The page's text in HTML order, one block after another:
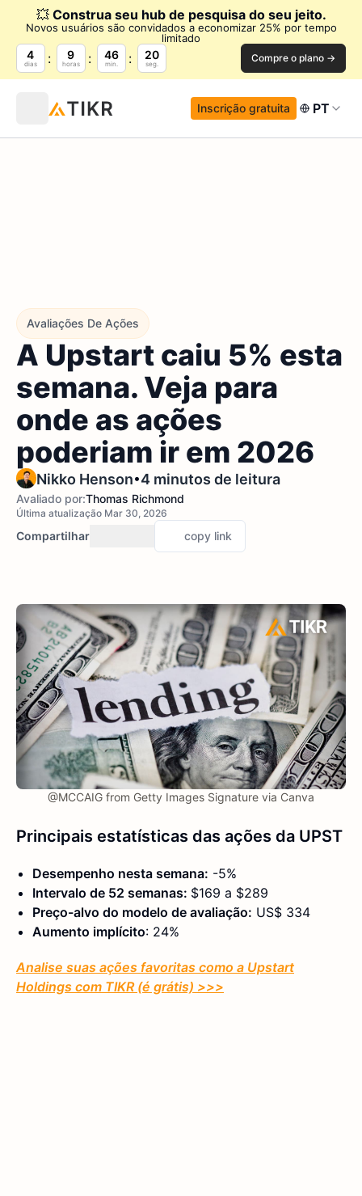
💥 Construa seu hub de pesquisa do seu jeito.
Novos usuários são convidados a economizar 25% por tempo
limitado
4
dias
9
horas
46
min.
19
seg. Compre o plano →
Inscrição gratuita PT
Avaliações De Ações
A Upstart caiu 5% esta
semana. Veja para
onde as ações
poderiam ir em 2026
Nikko Henson•4 minutos de leitura
Avaliado por:Thomas Richmond
Última atualização Mar 30, 2026
Compartilhar copy link
@MCCAIG from Getty Images Signature via Canva
Principais estatísticas das ações da UPST
Desempenho nesta semana: -5%
Intervalo de 52 semanas: $169 a $289
Preço-alvo do modelo de avaliação: US$ 334
Aumento implícito: 24%
Analise suas ações favoritas como a Upstart
Holdings com TIKR (é grátis) >>>